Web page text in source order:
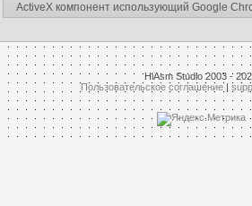
ActiveX компонент использующий Google
HiAsm Studio 2003 -
Пользовательское соглашение|